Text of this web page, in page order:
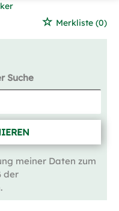
Merkliste (0)
Suche
meiner Daten zum
der